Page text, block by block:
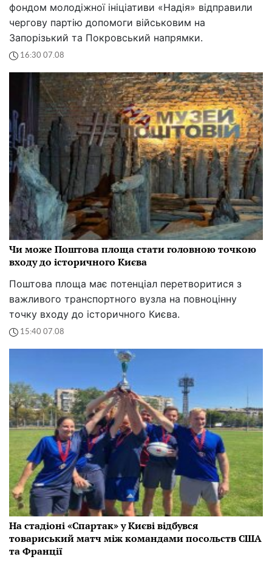
фондом молодіжної ініціативи «Надія» відправили
чергову партію допомоги військовим на
Запорізький та Покровський напрямки.
16:30 07.08
Чи може Поштова площа стати головною точкою
входу до історичного Києва
Поштова площа має потенціал перетворитися з
важливого транспортного вузла на повноцінну
точку входу до історичного Києва.
15:40 07.08
На стадіоні «Спартак» у Києві відбувся
товариський матч між командами посольств США
та Франції